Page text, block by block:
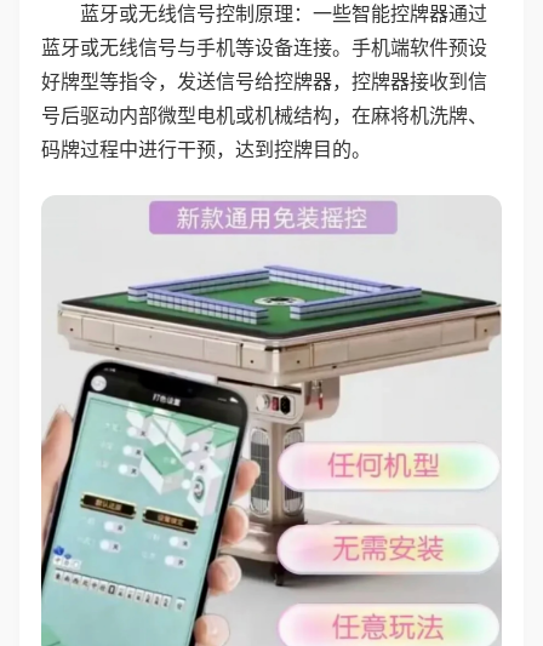
蓝牙或无线信号控制原理：一些智能控牌器通过
蓝牙或无线信号与手机等设备连接。手机端软件预设
好牌型等指令，发送信号给控牌器，控牌器接收到信
号后驱动内部微型电机或机械结构，在麻将机洗牌、
码牌过程中进行干预，达到控牌目的。